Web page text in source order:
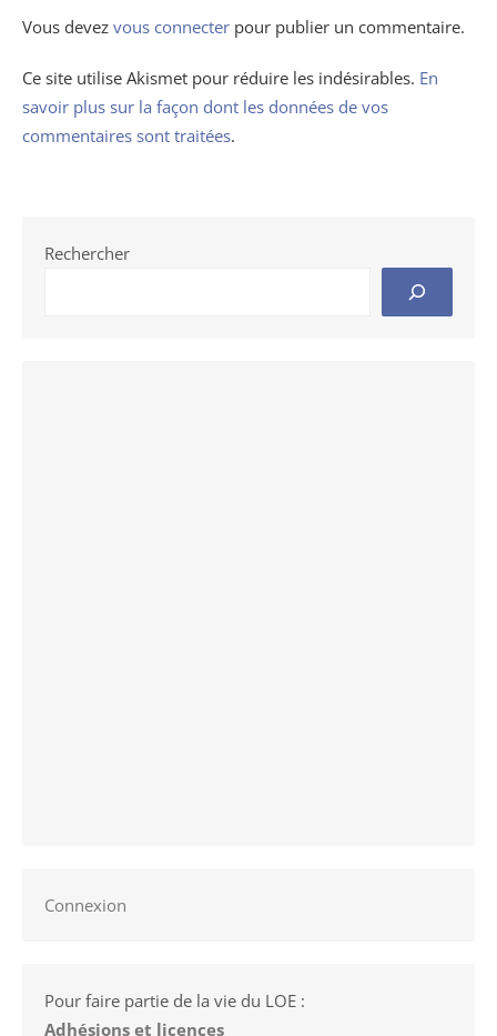
Vous devez vous connecter pour publier un commentaire.
Ce site utilise Akismet pour réduire les indésirables. En
savoir plus sur la façon dont les données de vos
commentaires sont traitées.
Rechercher
Connexion
Pour faire partie de la vie du LOE :
Adhésions et licences